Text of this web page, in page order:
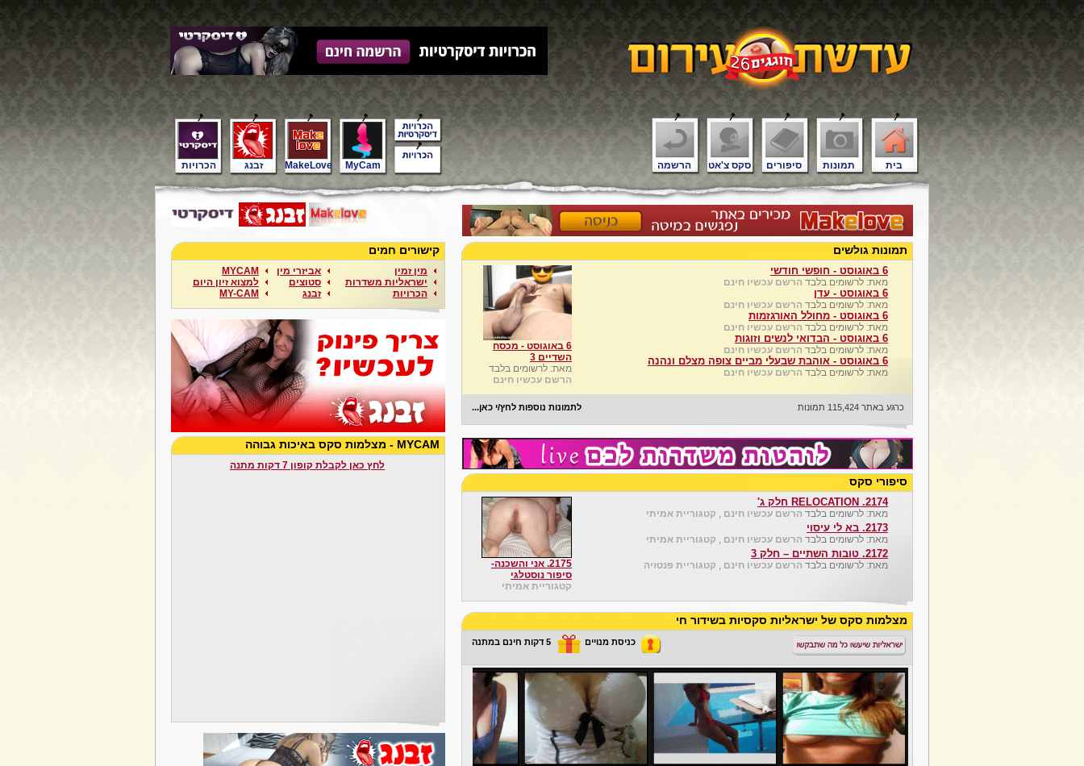
in
בית תמונות סיפורים סקס צ'אט הרשמה הכרויות זבנג MakeLove MyCam
תמונות גולשים
6 באוגוסט - חופשי חודשי
מאת: לרשומים בלבד הרשם עכשיו חינם
6 באוגוסט - עדן
מאת: לרשומים בלבד הרשם עכשיו חינם
6 באוגוסט - מחולל האורגזמות
מאת: לרשומים בלבד הרשם עכשיו חינם
6 באוגוסט - הבדואי לנשים וזוגות
מאת: לרשומים בלבד הרשם עכשיו חינם
6 באוגוסט - אוהבת שבעלי מביים צופה מצלם ונהנה
מאת: לרשומים בלבד הרשם עכשיו חינם
6 באוגוסט - מכסח
השדיים 3
מאת: לרשומים בלבד
הרשם עכשיו חינם
כרגע באתר 115,424 תמונות לתמונות נוספות לחץ/י כאן...
סיפורי סקס
2174. RELOCATION חלק ג'
מאת: לרשומים בלבד הרשם עכשיו חינם
קטגוריית אמיתי
2173. בא לי עיסוי
מאת: לרשומים בלבד הרשם עכשיו חינם
קטגוריית אמיתי
2172. טובות השתיים – חלק 3
מאת: לרשומים בלבד הרשם עכשיו חינם קטגוריית פנטזיה
2175. אני והשכנה-
סיפור נוסטלגי
קטגוריית אמיתי
מצלמות סקס של ישראליות סקסיות בשידור חי
כניסת מנויים 5 דקות חינם במתנה
קישורים חמים
מין זמין
ישראליות משדרות
הכרויות
אביזרי מין
סטוצים
זבנג
MYCAM
למצוא זיון היום
MY-CAM
MYCAM - מצלמות סקס באיכות גבוהה
לחץ כאן לקבלת קופון 7 דקות מתנה